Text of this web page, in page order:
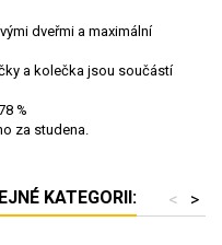
dveřmi a maximální
a kolečka jsou součástí
%
za studena.
KATEGORII: >
<